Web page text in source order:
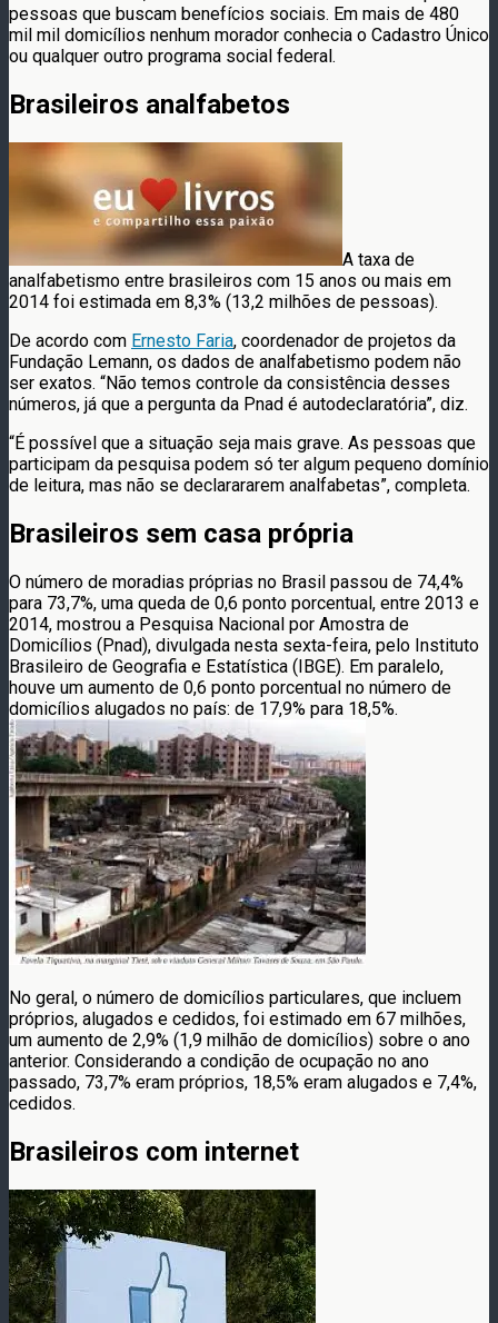
pessoas que buscam benefícios sociais. Em mais de 480
mil mil domicílios nenhum morador conhecia o Cadastro Único
ou qualquer outro programa social federal.
Brasileiros analfabetos
A taxa de
analfabetismo entre brasileiros com 15 anos ou mais em
2014 foi estimada em 8,3% (13,2 milhões de pessoas).
De acordo com Ernesto Faria, coordenador de projetos da
Fundação Lemann, os dados de analfabetismo podem não
ser exatos. “Não temos controle da consistência desses
números, já que a pergunta da Pnad é autodeclaratória”, diz.
“É possível que a situação seja mais grave. As pessoas que
participam da pesquisa podem só ter algum pequeno domínio
de leitura, mas não se declarararem analfabetas”, completa.
Brasileiros sem casa própria
O número de moradias próprias no Brasil passou de 74,4%
para 73,7%, uma queda de 0,6 ponto porcentual, entre 2013 e
2014, mostrou a Pesquisa Nacional por Amostra de
Domicílios (Pnad), divulgada nesta sexta-feira, pelo Instituto
Brasileiro de Geografia e Estatística (IBGE). Em paralelo,
houve um aumento de 0,6 ponto porcentual no número de
domicílios alugados no país: de 17,9% para 18,5%.
No geral, o número de domicílios particulares, que incluem
próprios, alugados e cedidos, foi estimado em 67 milhões,
um aumento de 2,9% (1,9 milhão de domicílios) sobre o ano
anterior. Considerando a condição de ocupação no ano
passado, 73,7% eram próprios, 18,5% eram alugados e 7,4%,
cedidos.
Brasileiros com internet